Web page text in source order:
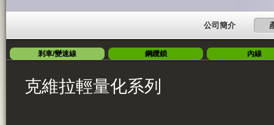
公司簡介
剎車/變速線 鋼纜鎖 內線
克維拉輕量化系列